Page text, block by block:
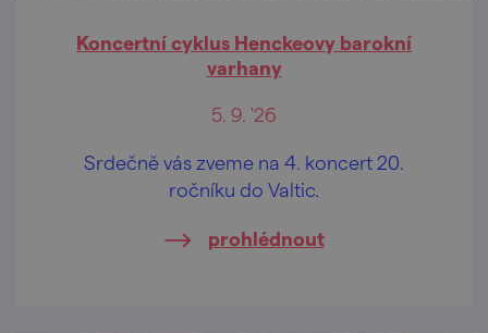
Koncertní cyklus Henckeovy barokní
varhany
5. 9. '26
Srdečně vás zveme na 4. koncert 20.
ročníku do Valtic.
prohlédnout